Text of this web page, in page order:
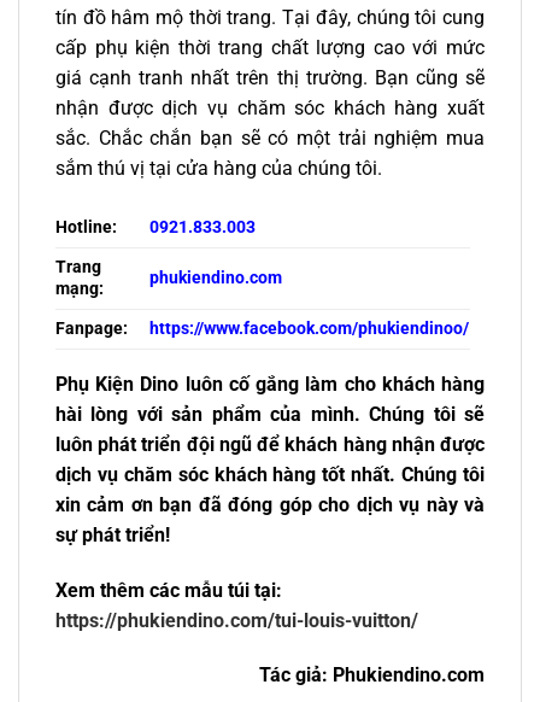
tín đồ hâm mộ thời trang. Tại đây, chúng tôi cung
cấp phụ kiện thời trang chất lượng cao với mức
giá cạnh tranh nhất trên thị trường. Bạn cũng sẽ
nhận được dịch vụ chăm sóc khách hàng xuất
sắc. Chắc chắn bạn sẽ có một trải nghiệm mua
sắm thú vị tại cửa hàng của chúng tôi.
Hotline:
0921.833.003
Trang
mạng:
phukiendino.com
Fanpage: https://www.facebook.com/phukiendinoo/
Phụ Kiện Dino luôn cố gắng làm cho khách hàng
hài lòng với sản phẩm của mình. Chúng tôi sẽ
luôn phát triển đội ngũ để khách hàng nhận được
dịch vụ chăm sóc khách hàng tốt nhất. Chúng tôi
xin cảm ơn bạn đã đóng góp cho dịch vụ này và
sự phát triển!
Xem thêm các mẫu túi tại:
https://phukiendino.com/tui-louis-vuitton/
Tác giả: Phukiendino.com